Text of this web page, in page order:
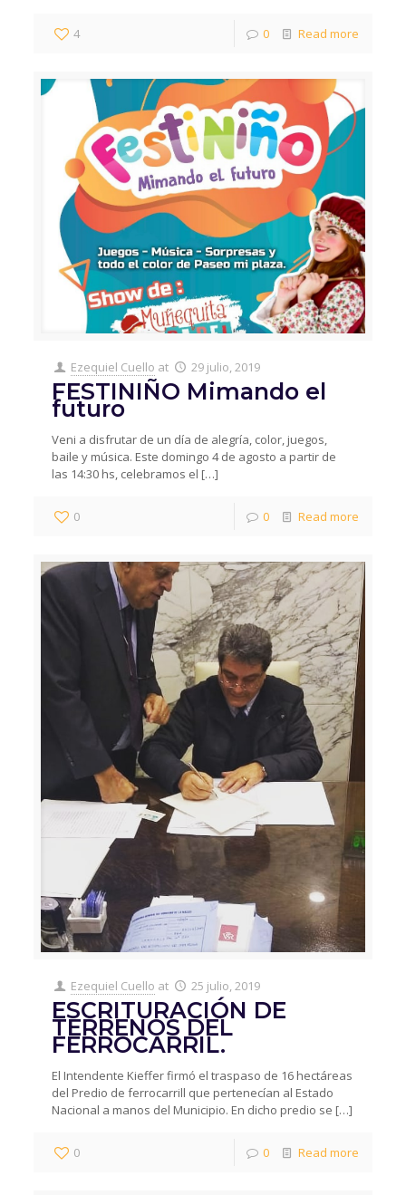
4 0 Read more
Ezequiel Cuello at 29 julio, 2019
FESTINIÑO Mimando el
futuro
Veni a disfrutar de un día de alegría, color, juegos,
baile y música. Este domingo 4 de agosto a partir de
las 14:30 hs, celebramos el […]
0 0 Read more
Ezequiel Cuello at 25 julio, 2019
ESCRITURACIÓN DE
TERRENOS DEL
FERROCARRIL.
El Intendente Kieffer firmó el traspaso de 16 hectáreas
del Predio de ferrocarrill que pertenecían al Estado
Nacional a manos del Municipio. En dicho predio se […]
0 0 Read more